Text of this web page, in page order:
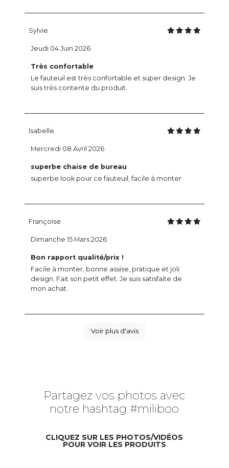
Sylvie
Très confortable
Le fauteuil est très confortable et super design. Je
suis très contente du produit.
Jeudi 04 Juin 2026
Isabelle
superbe chaise de bureau
superbe look pour ce fauteuil, facile à monter
Mercredi 08 Avril 2026
Françoise
Bon rapport qualité/prix !
Facile à monter, bonne assise, pratique et joli
design. Fait son petit effet. Je suis satisfaite de
mon achat.
Dimanche 15 Mars 2026
Voir plus d'avis
Partagez vos photos avec
notre hashtag #miliboo
CLIQUEZ SUR LES PHOTOS/VIDÉOS
POUR VOIR LES PRODUITS